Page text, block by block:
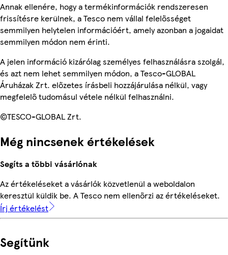
Annak ellenére, hogy a termékinformációk rendszeresen
frissítésre kerülnek, a Tesco nem vállal felelősséget
semmilyen helytelen információért, amely azonban a jogaidat
semmilyen módon nem érinti.
A jelen információ kizárólag személyes felhasználásra szolgál,
és azt nem lehet semmilyen módon, a Tesco-GLOBAL
Áruházak Zrt. előzetes írásbeli hozzájárulása nélkül, vagy
megfelelő tudomásul vétele nélkül felhasználni.
©TESCO-GLOBAL Zrt.
Még nincsenek értékelések
Segíts a többi vásárlónak
Az értékeléseket a vásárlók közvetlenül a weboldalon
keresztül küldik be. A Tesco nem ellenőrzi az értékeléseket.
Írj értékelést
Segítünk